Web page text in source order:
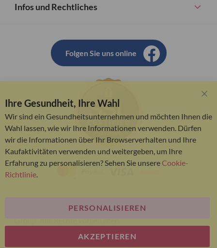
Infos und Rechtliches
Folgen Sie uns online
© Bariatric Advantage® ist eine Marke der Metagenics
Group. Alle Rechte vorbehalten.
Bar
Ihre Gesundheit, Ihre Wahl
Wir sind ein Gesundheitsunternehmen und möchten Ihnen die
Wahl lassen, wie wir Ihre Informationen verwenden. Dürfen
wir die Informationen über Ihr Browserverhalten und Ihre
Kaufaktivitäten verwenden und weitergeben, um Ihre
Erfahrung zu personalisieren? Sehen Sie unsereCookie-
Richtlinie.
AKZEPTIEREN
PERSONALISIEREN